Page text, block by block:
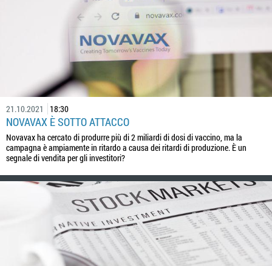
21.10.2021 18:30
NOVAVAX È SOTTO ATTACCO
Novavax ha cercato di produrre più di 2 miliardi di dosi di vaccino, ma la
campagna è ampiamente in ritardo a causa dei ritardi di produzione. È un
segnale di vendita per gli investitori?